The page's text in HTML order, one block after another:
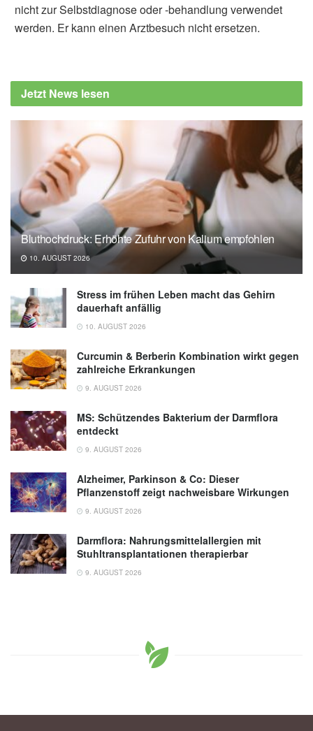
nicht zur Selbstdiagnose oder -behandlung verwendet
werden. Er kann einen Arztbesuch nicht ersetzen.
Jetzt News lesen
Bluthochdruck: Erhöhte Zufuhr von Kalium empfohlen
10. AUGUST 2026
Stress im frühen Leben macht das Gehirn
dauerhaft anfällig
10. AUGUST 2026
Curcumin & Berberin Kombination wirkt gegen
zahlreiche Erkrankungen
9. AUGUST 2026
MS: Schützendes Bakterium der Darmflora
entdeckt
9. AUGUST 2026
Alzheimer, Parkinson & Co: Dieser
Pflanzenstoff zeigt nachweisbare Wirkungen
9. AUGUST 2026
Darmflora: Nahrungsmittelallergien mit
Stuhltransplantationen therapierbar
9. AUGUST 2026